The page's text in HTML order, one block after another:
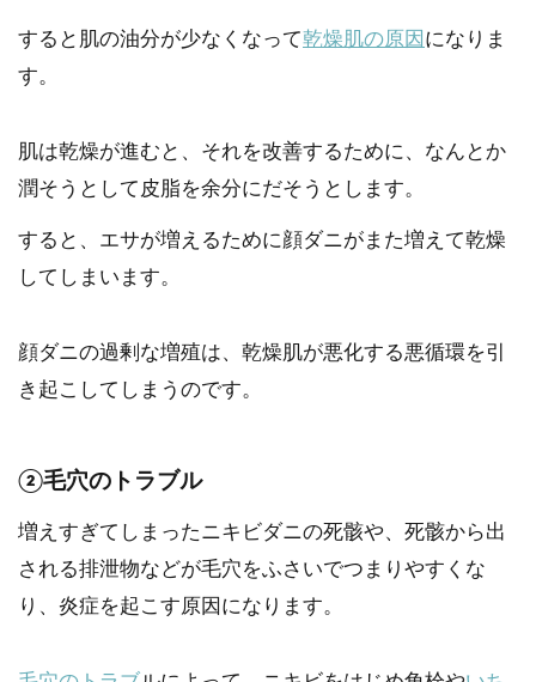
すると肌の油分が少なくなって乾燥肌の原因 になりま
す。
肌は乾燥が進むと、それを改善するために、なんとか
潤そうとして皮脂を余分にだそうとします。
すると、エサが増えるために顔ダニがまた増えて乾燥
してしまいます。
顔ダニの過剰な増殖は、乾燥肌が悪化する悪循環を引
き起こしてしまうのです。
②毛穴のトラブル
増えすぎてしまったニキビダニの死骸や、死骸から出
される排泄物などが毛穴をふさいでつまりやすくな
り、炎症を起こす原因になります。